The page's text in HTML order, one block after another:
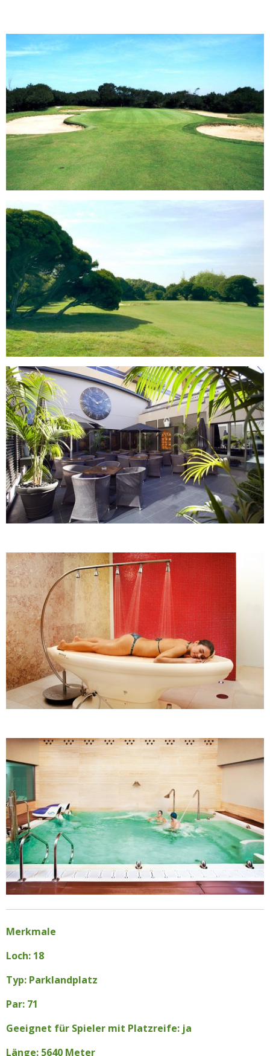
Merkmale
Loch: 18
Typ: Parklandplatz
Par: 71
Geeignet für Spieler mit Platzreife: ja
Länge: 5640 Meter